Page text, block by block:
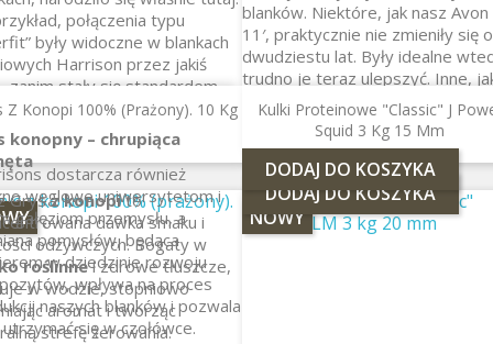
blanków. Niektóre, jak nasz Avon
11′, praktycznie nie zmieniły się
dwudziestu lat. Były idealne
trudno je teraz ulepszyć. Inne,
nasz Trebuchet UFR, ucieleśniają
nowe pomysły, aby zapewnić
dalekie rzuty i kontrolę skrętu.
DODAJ DO KOSZYKA
połączenia typu
były widoczne w blankach
Harrison przez jakiś
zanim stały się standardem.
w miejscu. Każdego roku
projekty badawcze,
posuwają nas naprzód.
dostarcza również
węglowe uniwersytetom i
gałęziom przemysłu, a
pomysłów, będąca
w dziedzinie rozwoju
wpływa na proces
naszych blanków i pozwala
się w czołówce.
Z Konopi 100% (prażony). 10 Kg
konopny – chrupiąca
Grysz konopito
dawka smaku i
odżywczych. Bogaty w
roślinnei zdrowe tłuszcze,
w wodzie, stopniowo
aromat i tworząc
strefę żerowania.
Kulki Proteinowe "Classic" J
Squid 3 Kg 15 Mm
DODAJ DO KOSZYKA
NOWY